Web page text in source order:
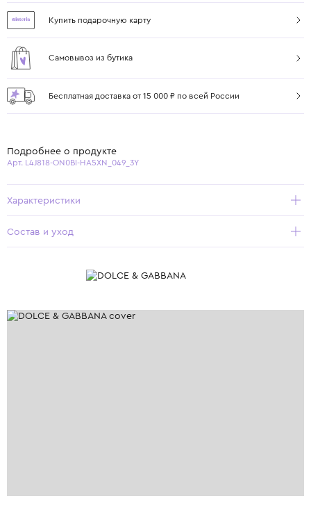
Купить подарочную карту
Самовывоз из бутика
Бесплатная доставка от 15 000 ₽ по всей России
Подробнее о продукте
Арт. L4J818-ON0BI-HA5XN_049_3Y
Характеристики
Состав и уход